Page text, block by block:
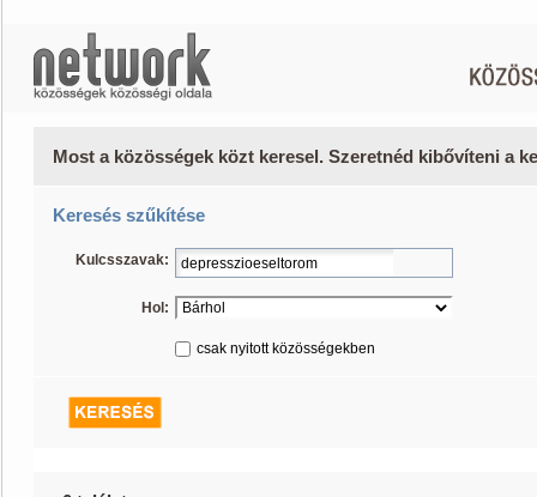
Most a közösségek közt keresel. Szeretnéd kibővíteni a
Keresés szűkítése
Kulcsszavak:
Hol:
csak nyitott közösségekben